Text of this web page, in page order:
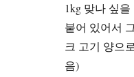
1kg 맞나 싶
붙어 있어서
크 고기 양으
음)